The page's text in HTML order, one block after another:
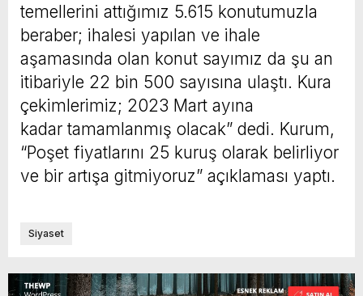
temellerini attığımız 5.615 konutumuzla
beraber; ihalesi yapılan ve ihale
aşamasında olan konut sayımız da şu an
itibariyle 22 bin 500 sayısına ulaştı. Kura
çekimlerimiz; 2023 Mart ayına
kadar tamamlanmış olacak” dedi. Kurum,
“Poşet fiyatlarını 25 kuruş olarak belirliyor
ve bir artışa gitmiyoruz” açıklaması yaptı.
Siyaset